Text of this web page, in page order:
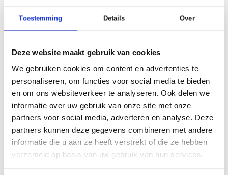
Toestemming Details Over
Deze website maakt gebruik van cookies
We gebruiken cookies om content en advertenties te
personaliseren, om functies voor social media te bieden
en om ons websiteverkeer te analyseren. Ook delen we
informatie over uw gebruik van onze site met onze
partners voor social media, adverteren en analyse. Deze
partners kunnen deze gegevens combineren met andere
informatie die u aan ze heeft verstrekt of die ze hebben
verzameld op basis van uw gebruik van hun services.
Specificaties
Schermdiagonaal:
Scherm resolutie:
2048 x 1280 (2K OLED)
Touchscreen:
Ja
Scherm reflectie:
Niet ontspiegeld, Low blue light
Scherm omklapbaar:
-
Processor:
Intel Core Ultra 7 255H